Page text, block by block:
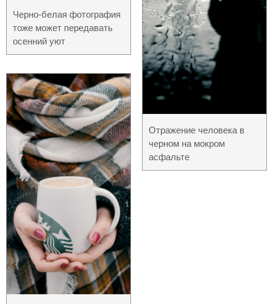
Черно-белая фотография
тоже может передавать
осенний уют
Отражение человека в
черном на мокром
асфальте